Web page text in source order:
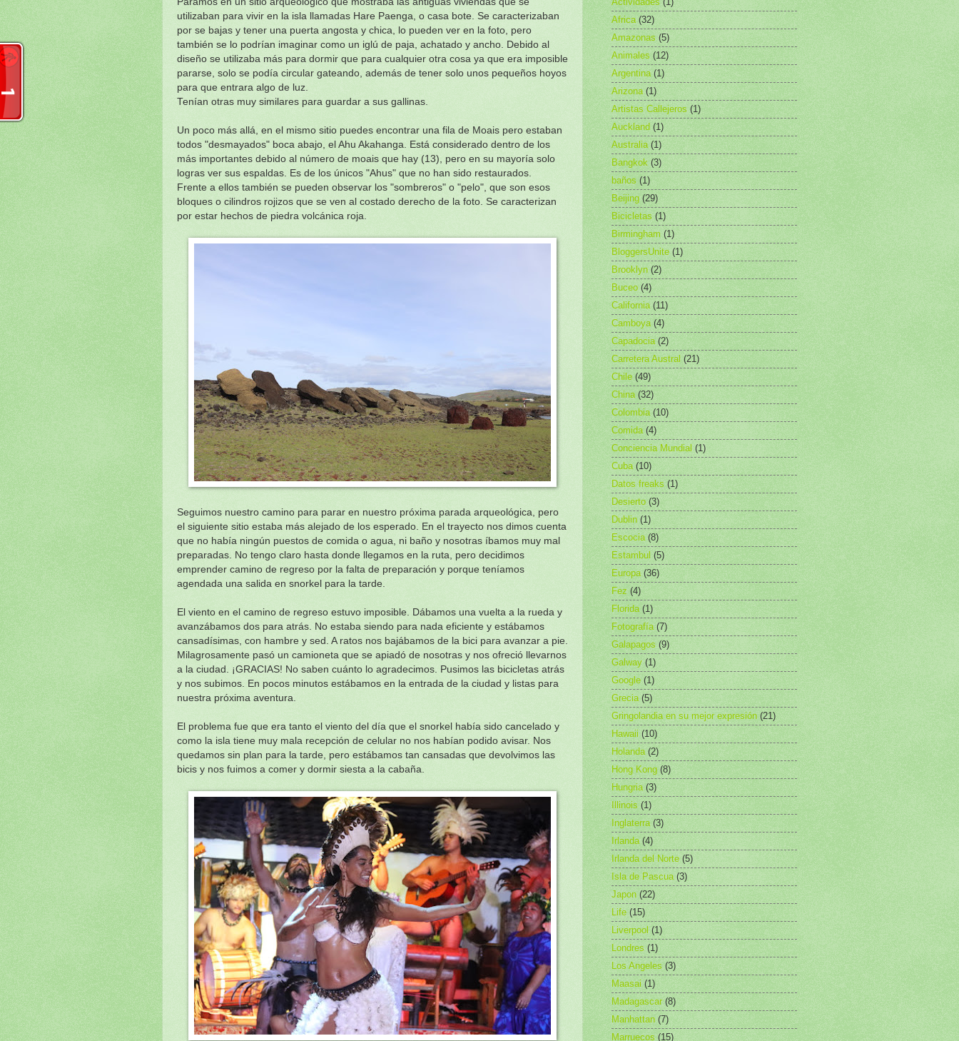
utilizaban para vivir en la isla llamadas Hare Paenga, o casa bote. Se caracterizaban
por se bajas y tener una puerta angosta y chica, lo pueden ver en la foto, pero
también se lo podrían imaginar como un iglú de paja, achatado y ancho. Debido al
diseño se utilizaba más para dormir que para cualquier otra cosa ya que era imposible
pararse, solo se podía circular gateando, además de tener solo unos pequeños hoyos
para que entrara algo de luz.
Tenían otras muy similares para guardar a sus gallinas.
Un poco más allá, en el mismo sitio puedes encontrar una fila de Moais pero estaban
todos "desmayados" boca abajo, el Ahu Akahanga. Está considerado dentro de los
más importantes debido al número de moais que hay (13), pero en su mayoría solo
logras ver sus espaldas. Es de los únicos "Ahus" que no han sido restaurados.
Frente a ellos también se pueden observar los "sombreros" o "pelo", que son esos
bloques o cilindros rojizos que se ven al costado derecho de la foto. Se caracterizan
por estar hechos de piedra volcánica roja.
Seguimos nuestro camino para parar en nuestro próxima parada arqueológica, pero
el siguiente sitio estaba más alejado de los esperado. En el trayecto nos dimos cuenta
que no había ningún puestos de comida o agua, ni baño y nosotras íbamos muy mal
preparadas. No tengo claro hasta donde llegamos en la ruta, pero decidimos
emprender camino de regreso por la falta de preparación y porque teníamos
agendada una salida en snorkel para la tarde.
El viento en el camino de regreso estuvo imposible. Dábamos una vuelta a la rueda y
avanzábamos dos para atrás. No estaba siendo para nada eficiente y estábamos
cansadísimas, con hambre y sed. A ratos nos bajábamos de la bici para avanzar a pie.
Milagrosamente pasó un camioneta que se apiadó de nosotras y nos ofreció llevarnos
a la ciudad. ¡GRACIAS! No saben cuánto lo agradecimos. Pusimos las bicicletas atrás
y nos subimos. En pocos minutos estábamos en la entrada de la ciudad y listas para
nuestra próxima aventura.
El problema fue que era tanto el viento del día que el snorkel había sido cancelado y
como la isla tiene muy mala recepción de celular no nos habían podido avisar. Nos
quedamos sin plan para la tarde, pero estábamos tan cansadas que devolvimos las
bicis y nos fuimos a comer y dormir siesta a la cabaña.
Africa (32)
Amazonas (5)
Animales (12)
Argentina (1)
Arizona (1)
Artistas Callejeros (1)
Auckland (1)
Australia (1)
Bangkok (3)
baños (1)
Beijing (29)
Bicicletas (1)
Birmingham (1)
BloggersUnite (1)
Brooklyn (2)
Buceo (4)
California (11)
Camboya (4)
Capadocia (2)
Carretera Austral (21)
Chile (49)
China (32)
Colombia (10)
Comida (4)
Conciencia Mundial (1)
Cuba (10)
Datos freaks (1)
Desierto (3)
Dublin (1)
Escocia (8)
Estambul (5)
Europa (36)
Fez (4)
Florida (1)
Fotografía (7)
Galapagos (9)
Galway (1)
Google (1)
Grecia (5)
Gringolandia en su mejor expresión (21)
Hawaii (10)
Holanda (2)
Hong Kong (8)
Hungria (3)
Illinois (1)
Inglaterra (3)
Irlanda (4)
Irlanda del Norte (5)
Isla de Pascua (3)
Japon (22)
Life (15)
Liverpool (1)
Londres (1)
Los Angeles (3)
Maasai (1)
Madagascar (8)
Manhattan (7)
Marruecos (15)